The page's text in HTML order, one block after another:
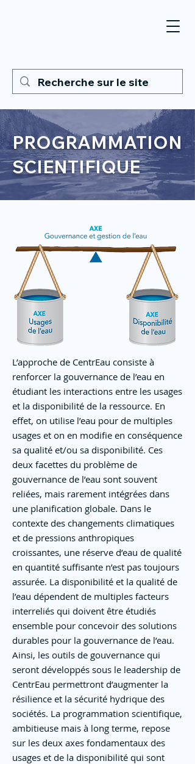
PROGRAMMATION
SCIENTIFIQUE
L’approche de CentrEau consiste à
renforcer la gouvernance de l’eau en
étudiant les interactions entre les usages
et la disponibilité de la ressource. En
effet, on utilise l’eau pour de multiples
usages et on en modifie en conséquence
sa qualité et/ou sa disponibilité. Ces
deux facettes du problème de
gouvernance de l’eau sont souvent
reliées, mais rarement intégrées dans
une planification globale. Dans le
contexte des changements climatiques
et de pressions anthropiques
croissantes, une réserve d’eau de qualité
en quantité suffisante n’est pas toujours
assurée. La disponibilité et la qualité de
l’eau dépendent de multiples facteurs
interreliés qui doivent être étudiés
ensemble pour concevoir des solutions
durables pour la gouvernance de l’eau.
Ainsi, les outils de gouvernance qui
seront développés sous le leadership de
CentrEau permettront d’augmenter la
résilience et la sécurité hydrique des
sociétés. La programmation scientifique,
ambitieuse mais à long terme, repose
sur les deux axes fondamentaux des
usages et de la disponibilité qui sont